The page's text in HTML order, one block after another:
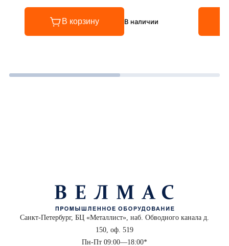
В корзину В наличии
Санкт-Петербург, БЦ «Металлист», наб. Обводного канала д.
150, оф. 519
Пн-Пт 09:00—18:00*